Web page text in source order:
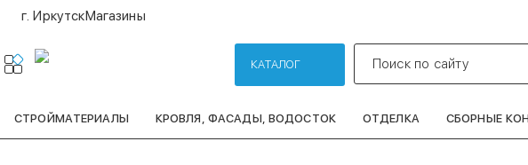
г. ИркутскМагазины
КАТАЛОГ Поиск по сайту
СТРОЙМАТЕРИАЛЫ КРОВЛЯ, ФАСАДЫ, ВОДОСТОК ОТДЕЛКА СБОРНЫЕ